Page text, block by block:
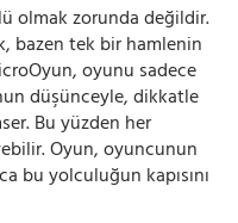
olmak zorunda değildir.
bazen tek bir hamlenin
oyunu sadece
düşünceyle, dikkatle
Bu yüzden her
Oyun, oyuncunun
bu yolculuğun kapısını